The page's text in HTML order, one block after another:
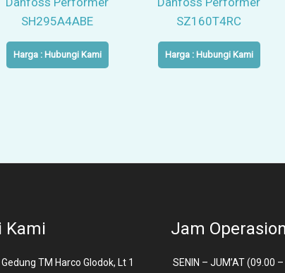
SH295A4ABE
Harga : Hubungi Kami
SZ160T4RC
Harga : Hubungi Kami
Kami
TM Harco Glodok, Lt 1
Jam
SENIN – JUM’AT (09.00